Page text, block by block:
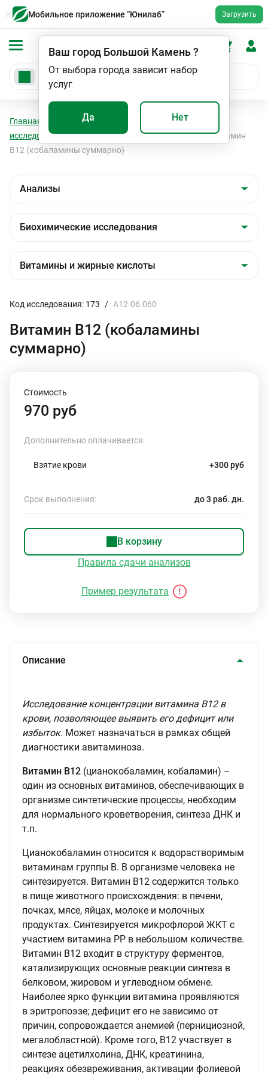
Мобильное приложение “Юнилаб” Загрузить
Ваш город Большой Камень?
От выбора города зависит набор
услуг
Да Нет
Главная Анализы
Биохимические
исследования
Витамины и жирные кислоты
Витамин
В12 (кобаламины суммарно)
Код исследования: 173 / A12.06.060
Витамин В12 (кобаламины
суммарно)
Стоимость
970 руб
Дополнительно оплачивается:
Взятие крови +300 руб
Срок выполнения: до 3 раб. дн.
В корзину
Правила сдачи анализов
Пример результата
Описание
Исследование концентрации витамина В12 в
крови, позволяющее выявить его дефицит или
избыток. Может назначаться в рамках общей
диагностики авитаминоза.
Витамин В12 (цианокобаламин, кобаламин) –
один из основных витаминов, обеспечивающих в
организме синтетические процессы, необходим
для нормального кроветворения, синтеза ДНК и
т.п.
Цианокобаламин относится к водорастворимым
витаминам группы В. В организме человека не
синтезируется. Витамин В12 содержится только
в пище животного происхождения: в печени,
почках, мясе, яйцах, молоке и молочных
продуктах. Синтезируется микрофлорой ЖКТ с
участием витамина РР в небольшом количестве.
Витамин В12 входит в структуру ферментов,
катализирующих основные реакции синтеза в
белковом, жировом и углеводном обмене.
Наиболее ярко функции витамина проявляются
в эритропоэзе; дефицит его не зависимо от
причин, сопровождается анемией (пернициозной,
мегалобластной). Кроме того, В12 участвует в
синтезе ацетилхолина, ДНК, креатинина,
реакциях обезвреживания, активации фолиевой